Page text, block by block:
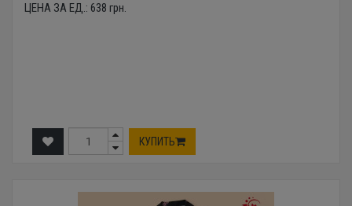
ЦЕНА ЗА ЕД.: 638 грн.
КУПИТЬ